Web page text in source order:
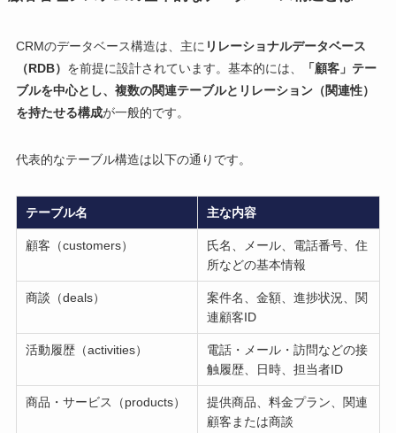
CRMのデータベース構造は、主に リレーショナルデータベース
（RDB） を前提に設計されています。基本的には、
「顧客」テー
ブルを中心とし、複数の関連テーブルとリレーション（関連性）
を持たせる構成が一般的です。
代表的なテーブル構造は以下の通りです。
テーブル名 主な内容
顧客（customers）
氏名、メール、電話番号、住
所などの基本情報
商談（deals）
案件名、金額、進捗状況、関
連顧客ID
活動履歴（activities）
電話・メール・訪問などの接
触履歴、日時、担当者ID
商品・サービス（products）
提供商品、料金プラン、関連
顧客または商談